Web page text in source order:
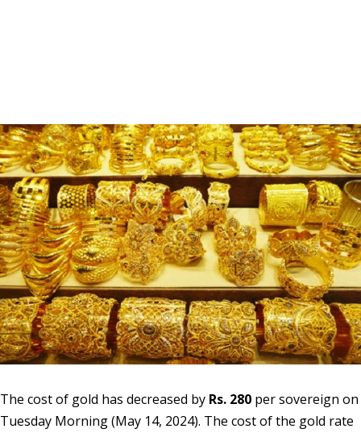
The cost of gold has decreased by Rs. 280 per sovereign on
Tuesday Morning (May 14, 2024). The cost of the gold rate